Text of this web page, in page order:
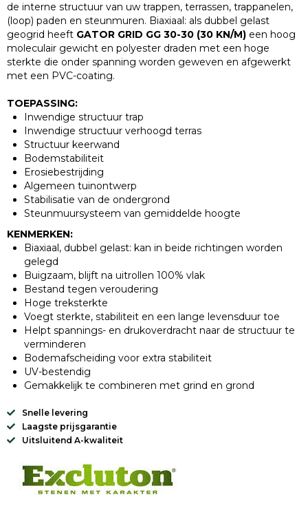
de interne structuur van uw trappen, terrassen, trappanelen,
(loop) paden en steunmuren. Biaxiaal: als dubbel gelast
geogrid heeft GATOR GRID GG 30-30 (30 KN/M) een hoog
moleculair gewicht en polyester draden met een hoge
sterkte die onder spanning worden geweven en afgewerkt
met een PVC-coating.
TOEPASSING:
Inwendige structuur trap
Inwendige structuur verhoogd terras
Structuur keerwand
Bodemstabiliteit
Erosiebestrijding
Algemeen tuinontwerp
Stabilisatie van de ondergrond
Steunmuursysteem van gemiddelde hoogte
KENMERKEN:
Biaxiaal, dubbel gelast: kan in beide richtingen worden
gelegd
Buigzaam, blijft na uitrollen 100% vlak
Bestand tegen veroudering
Hoge treksterkte
Voegt sterkte, stabiliteit en een lange levensduur toe
Helpt spannings- en drukoverdracht naar de structuur te
verminderen
Bodemafscheiding voor extra stabiliteit
UV-bestendig
Gemakkelijk te combineren met grind en grond
Snelle levering
Laagste prijsgarantie
Uitsluitend A-kwaliteit